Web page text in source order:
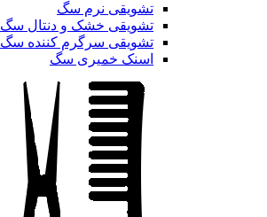
تشویقی نرم سگ
تشویقی خشک و دنتال سگ
تشویقی سرگرم کننده سگ
اسنک خمیری سگ